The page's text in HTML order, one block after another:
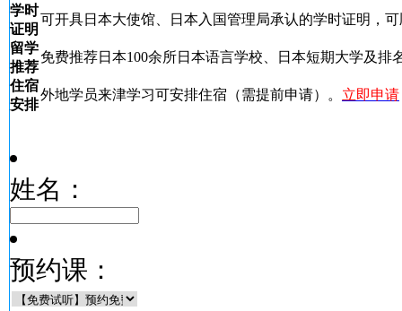
学时
证明
可开具日本大使馆、日本入国管理局承认的学时证明，
留学
推荐
免费推荐日本100余所日本语言学校、日本短期大学及排
住宿
安排
外地学员来津学习可安排住宿（需提前申请）。 立即申请
姓名：
预约课：